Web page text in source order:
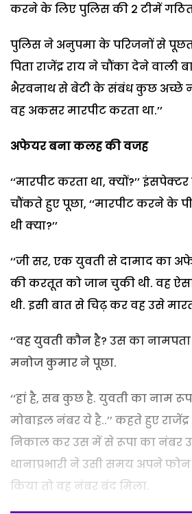
करने के लिए पुलिस की 2 टीमें
पुलिस ने अनुपमा के परिजनों से
पिता राजेंद्र राय ने चौंका देने वाली
भैरवनाथ से बेटी के संबंध कुछ अच्छे
वह अकसर मारपीट करता था.’’
अफेयर बना कलह की वजह
‘‘मारपीट करता था, क्यों?’’
चौंकते हुए पूछा, ‘‘मारपीट करने के
थी क्या?’’
‘‘जी सर, एक युवती से दामाद का
की करतूत को जान चुकी थी. वह
थी. इसी बात से चिढ़ कर वह उसे
‘‘वह युवती कौन है? उस का
मनोज कुमार ने पूछा.
‘‘हां है, सब कुछ है. युवती का नाम
मोबाइल नंबर ये है..’’ कहते हुए
निकाल कर उस में से रूपा का नंबर
थानाप्रभारी ने उसी समय अपने
किया तो वह नंबर बंद मिला.